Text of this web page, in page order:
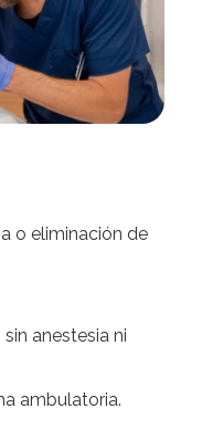
o eliminación de
anestesia ni
ambulatoria.